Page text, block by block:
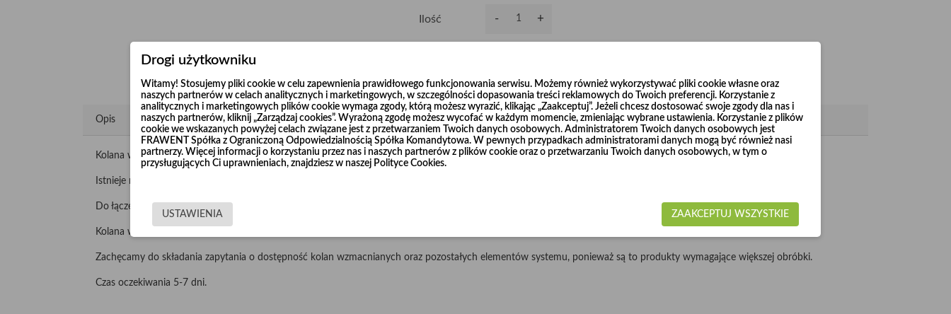
Ilość - +
Opis
Kolana wzmacniane "Long Life" produkujemy z nieścieralnej blachy czarnej o grubości 2 mm i 3 mm w średnicach od Ø120 do Ø1000.
Istnieje możliwość wykonania kolan 90° o promieniu R=3 x d.
Do łączenia wykorzystuje się opaski szerokie lub kołnierze, które również dostępne są w naszej ofercie.
Kolana wzmacniane malujemy lub cynkujemy galwanicznie, według życzenia Klienta.
Zachęcamy do składania zapytania o dostępność kolan wzmacnianych oraz pozostałych elementów systemu, ponieważ są to produkty wymagające większej obróbki.
Czas oczekiwania 5-7 dni.
Drogi użytkowniku
Witamy! Stosujemy pliki cookie w celu zapewnienia prawidłowego funkcjonowania serwisu. Możemy również wykorzystywać pliki cookie własne oraz
naszych partnerów w celach analitycznych i marketingowych, w szczególności dopasowania treści reklamowych do Twoich preferencji. Korzystanie z
analitycznych i marketingowych plików cookie wymaga zgody, którą możesz wyrazić, klikając „Zaakceptuj”. Jeżeli chcesz dostosować swoje zgody dla nas i
naszych partnerów, kliknij „Zarządzaj cookies”. Wyrażoną zgodę możesz wycofać w każdym momencie, zmieniając wybrane ustawienia. Korzystanie z plików
cookie we wskazanych powyżej celach związane jest z przetwarzaniem Twoich danych osobowych. Administratorem Twoich danych osobowych jest
FRAWENT Spółka z Ograniczoną Odpowiedzialnością Spółka Komandytowa. W pewnych przypadkach administratorami danych mogą być również nasi
partnerzy. Więcej informacji o korzystaniu przez nas i naszych partnerów z plików cookie oraz o przetwarzaniu Twoich danych osobowych, w tym o
przysługujących Ci uprawnieniach, znajdziesz w naszej Polityce Cookies.
USTAWIENIA ZAAKCEPTUJ WSZYSTKIE